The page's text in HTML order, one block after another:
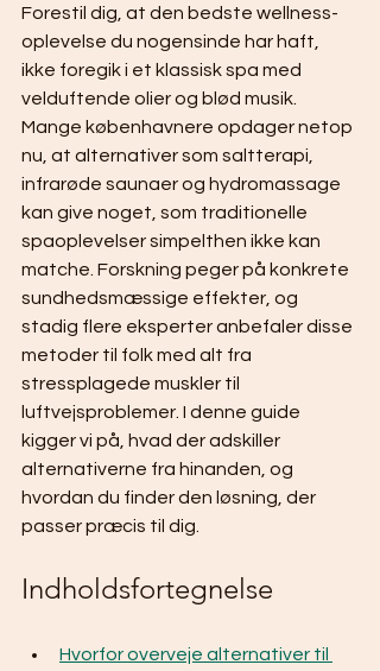
Forestil dig, at den bedste wellness-
oplevelse du nogensinde har haft,
ikke foregik i et klassisk spa med
velduftende olier og blød musik.
Mange københavnere opdager netop
nu, at alternativer som saltterapi,
infrarøde saunaer og hydromassage
kan give noget, som traditionelle
spaoplevelser simpelthen ikke kan
matche. Forskning peger på konkrete
sundhedsmæssige effekter, og
stadig flere eksperter anbefaler disse
metoder til folk med alt fra
stressplagede muskler til
luftvejsproblemer. I denne guide
kigger vi på, hvad der adskiller
alternativerne fra hinanden, og
hvordan du finder den løsning, der
passer præcis til dig.
Indholdsfortegnelse
Hvorfor overveje alternativer til